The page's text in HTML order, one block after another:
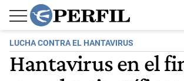
LUCHA CONTRA EL HANTAVIRUS
Hantavirus en el